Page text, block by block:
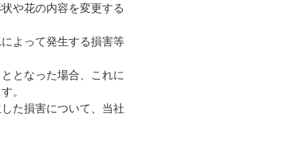
や花の内容を変更する
よって発生する損害等
となった場合、これに
。
た損害について、当社